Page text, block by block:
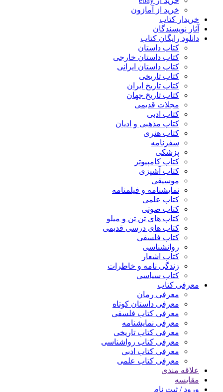
خرید از آمازون
خریدار کتاب
آثار نویسندگان
دانلود رایگان کتاب
کتاب داستان
کتاب داستان خارجی
کتاب داستان ایرانی
کتاب تاریخی
کتاب تاریخ ایران
کتاب تاریخ جهان
مجلات قدیمی
کتاب ادبی
کتاب مذهبی و ادیان
کتاب هنری
سفرنامه
پزشکی
کتاب کامپیوتر
کتاب آشپزی
موسیقی
نمایشنامه و فیلمنامه
کتاب علمی
کتاب صوتی
کتاب های تن تن و میلو
کتاب های درسی قدیمی
کتاب فلسفی
روانشناسی
کتاب اشعار
زندگی نامه و خاطرات
کتاب سیاسی
معرفی کتاب
معرفی رمان
معرفی داستان کوتاه
معرفی کتاب فلسفی
معرفی نمایشنامه
معرفی کتاب تاریخی
معرفی کتاب رواشناسی
معرفی کتاب ادبی
معرفی کتاب علمی
علاقه مندی
مقایسه
ورود / ثبت نام